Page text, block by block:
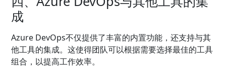
成
Azure DevOps不仅提供了丰富的内置功能，还支持与其
他工具的集成。这使得团队可以根据需要选择最佳的工具
组合，以提高工作效率。